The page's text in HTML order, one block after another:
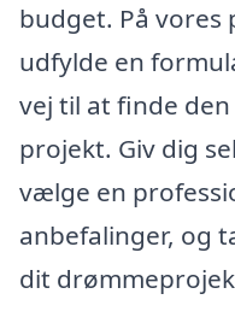
budget. På
udfylde en
vej til at finde
projekt. Giv dig
vælge en
anbefalinger, og
dit